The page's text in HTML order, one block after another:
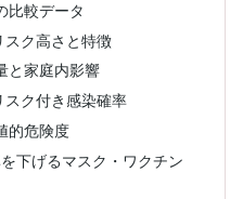
比較データ
スク高さと特徴
と家庭内影響
ク付き感染確率
的危険度
下げるマスク・ワクチン